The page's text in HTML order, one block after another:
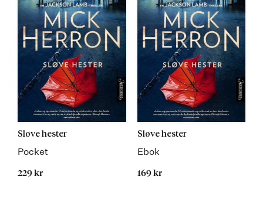
Sløve hester
Pocket
229 kr
Sløve hester
Ebok
169 kr